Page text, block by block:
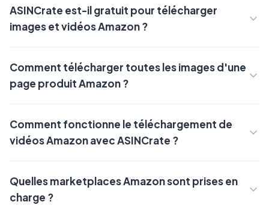
ASINCrate est-il gratuit pour télécharger
images et vidéos Amazon ?
Comment télécharger toutes les images d'une
page produit Amazon ?
Comment fonctionne le téléchargement de
vidéos Amazon avec ASINCrate ?
Quelles marketplaces Amazon sont prises en
charge ?